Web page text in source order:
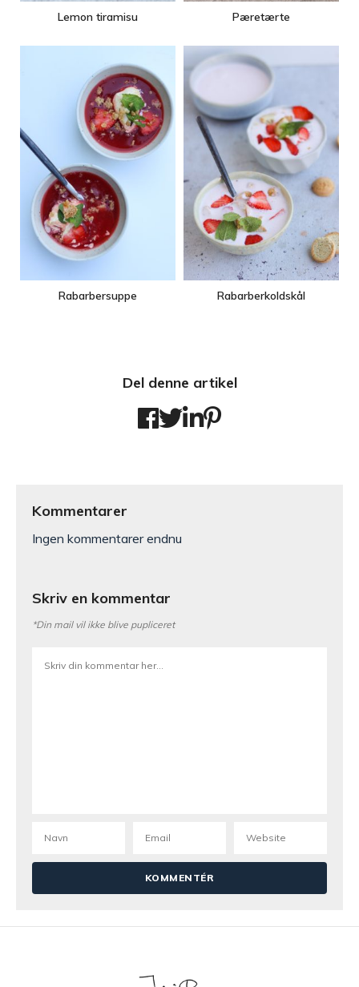
Lemon tiramisu Pæretærte
Rabarbersuppe Rabarberkoldskål
Del denne artikel
Kommentarer
Ingen kommentarer endnu
Skriv en kommentar
*Din mail vil ikke blive pupliceret